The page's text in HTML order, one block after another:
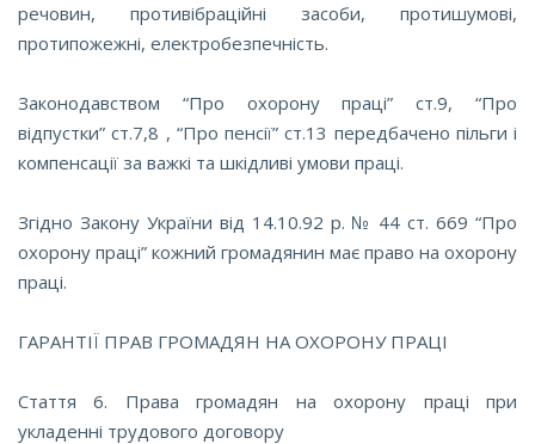
речовин, противібраційні засоби, протишумові,
протипожежні, електробезпечність.
Законодавством “Про охорону праці” ст.9, “Про
відпустки” ст.7,8 , “Про пенсії” ст.13 передбачено пільги і
компенсації за важкі та шкідливі умови праці.
Згідно Закону України від 14.10.92 р. № 44 ст. 669 “Про
охорону праці” кожний громадянин має право на охорону
праці.
ГАРАНТІЇ ПРАВ ГРОМАДЯН НА ОХОРОНУ ПРАЦІ
Стаття 6. Права громадян на охорону праці при
укладенні трудового договору